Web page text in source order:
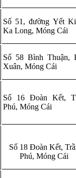
Số 51, đường Yết
Ka Long, Móng Cái
Số 58 Bình Thuận,
Xuân, Móng Cái
Số 16 Đoàn Kết,
Phú, Móng Cái
Số 18 Đoàn Kết,
Phú, Móng Cái